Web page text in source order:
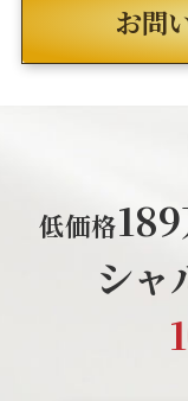
お問
低価格
シャ